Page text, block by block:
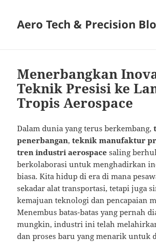
Aero Tech & Precision
Menerbangkan
Teknik Presisi ke
Tropis Aerospace
Dalam dunia yang terus berkembang,
penerbangan,teknik manufaktur
tren industri aerospace saling
berkolaborasi untuk menghadirkan
biasa. Kita hidup di era di mana
sekadar alat transportasi, tetapi juga
kemajuan teknologi dan pencapaian
Menembus batas-batas yang pernah
mungkin, industri ini telah
dan proses baru yang menarik untuk